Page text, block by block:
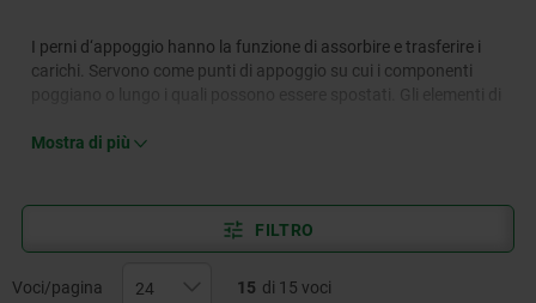
I perni d‘appoggio hanno la funzione di assorbire e trasferire i
carichi. Servono come punti di appoggio su cui i componenti
per mantenere i componenti con precisione e ripetibilità in una
Mostra di più
FILTRO
Voci/pagina 15 di 15 voci